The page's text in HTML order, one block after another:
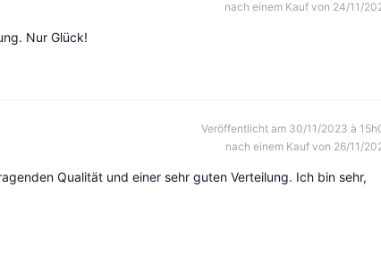
nach einem Kauf von 24/11/
Nur Glück!
Veröffentlicht am 30/11/2023 à
nach einem Kauf von 26/11/
Qualität und einer sehr guten Verteilung. Ich bin sehr,